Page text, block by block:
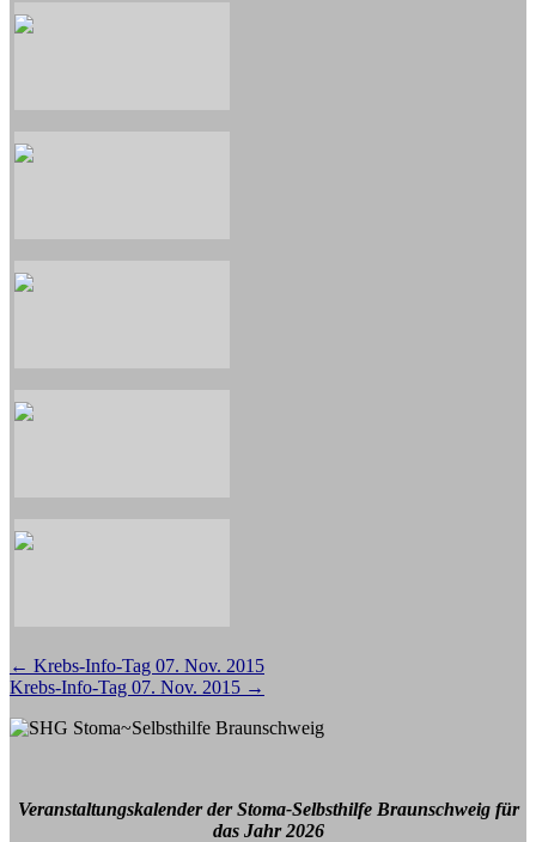
Beitragsnavigation
← Krebs-Info-Tag 07. Nov. 2015
Krebs-Info-Tag 07. Nov. 2015 →
Veranstaltungskalender der Stoma-Selbsthilfe Braunschweig für
das Jahr 2026